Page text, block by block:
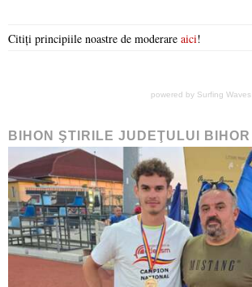
Citiți principiile noastre de moderare aici!
powered by Surfing Waves
BIHON ŞTIRILE JUDEŢULUI BIHOR